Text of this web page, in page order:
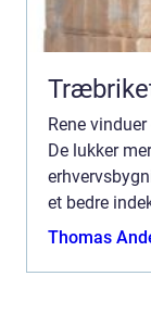
Rene
De lukker
et bedre
Thomas